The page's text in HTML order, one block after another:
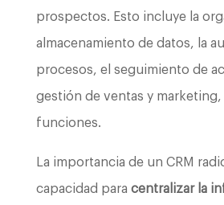
prospectos. Esto incluye la
almacenamiento de datos, la
procesos, el seguimiento de
gestión de ventas y
funciones.
La importancia de un CRM
capacidad para centralizar la